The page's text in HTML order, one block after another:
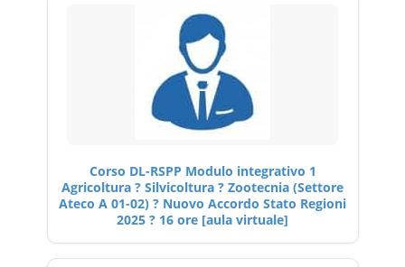
Corso DL-RSPP Modulo integrativo 1
Agricoltura ? Silvicoltura ? Zootecnia (Settore
Ateco A 01-02) ? Nuovo Accordo Stato Regioni
2025 ? 16 ore [aula virtuale]